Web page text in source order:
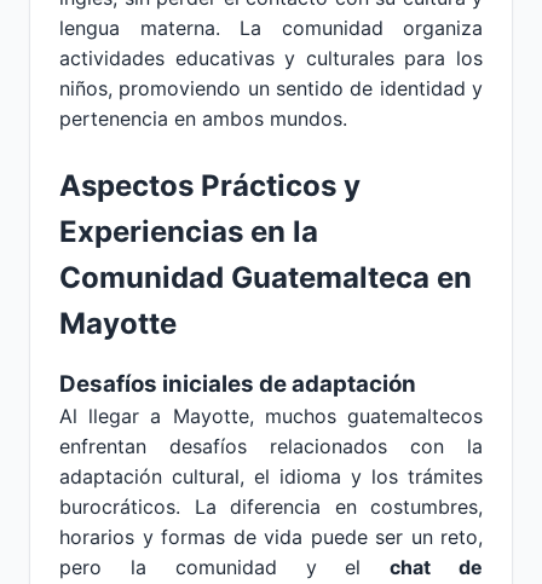
lengua materna. La comunidad organiza
actividades educativas y culturales para los
niños, promoviendo un sentido de identidad y
pertenencia en ambos mundos.
Aspectos Prácticos y
Experiencias en la
Comunidad Guatemalteca en
Mayotte
Desafíos iniciales de adaptación
Al llegar a Mayotte, muchos guatemaltecos
enfrentan desafíos relacionados con la
adaptación cultural, el idioma y los trámites
burocráticos. La diferencia en costumbres,
horarios y formas de vida puede ser un reto,
pero la comunidad y elchat de